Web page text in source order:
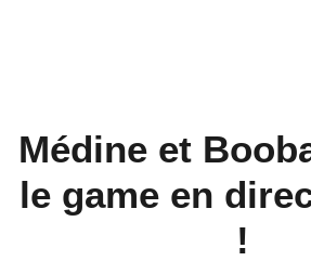
Médine et Booba
le game en
!